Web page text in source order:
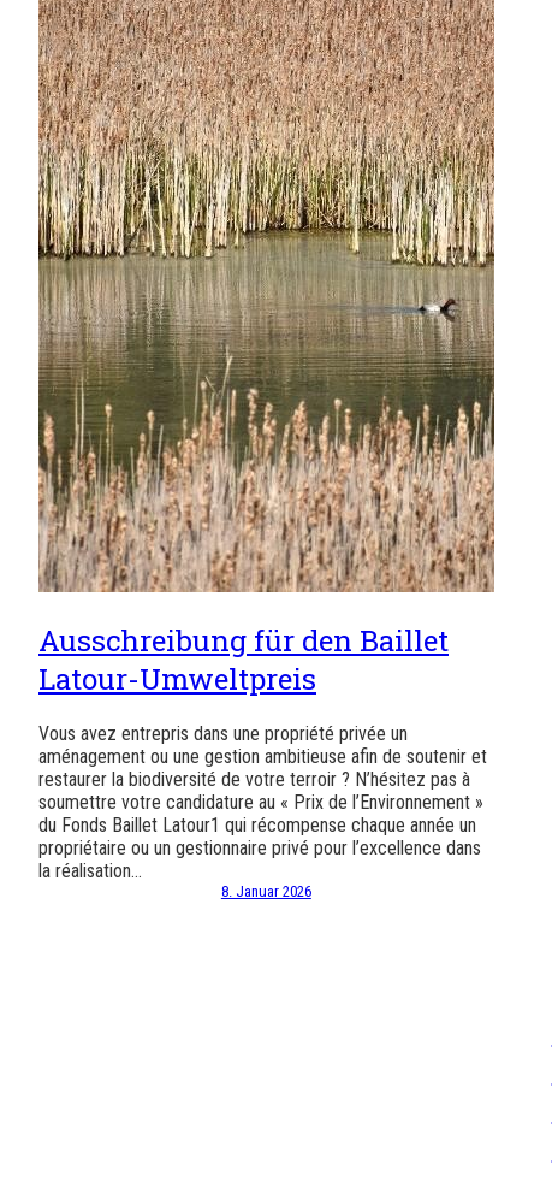
Ausschreibung für den Baillet
Latour-Umweltpreis
Vous avez entrepris dans une propriété privée un
aménagement ou une gestion ambitieuse afin de soutenir et
restaurer la biodiversité de votre terroir ? N’hésitez pas à
soumettre votre candidature au « Prix de l’Environnement »
du Fonds Baillet Latour1 qui récompense chaque année un
propriétaire ou un gestionnaire privé pour l’excellence dans
la réalisation…
8. Januar 2026